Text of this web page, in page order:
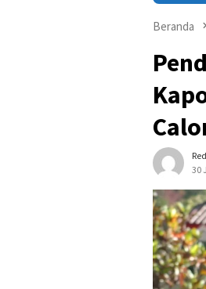
Beranda
30